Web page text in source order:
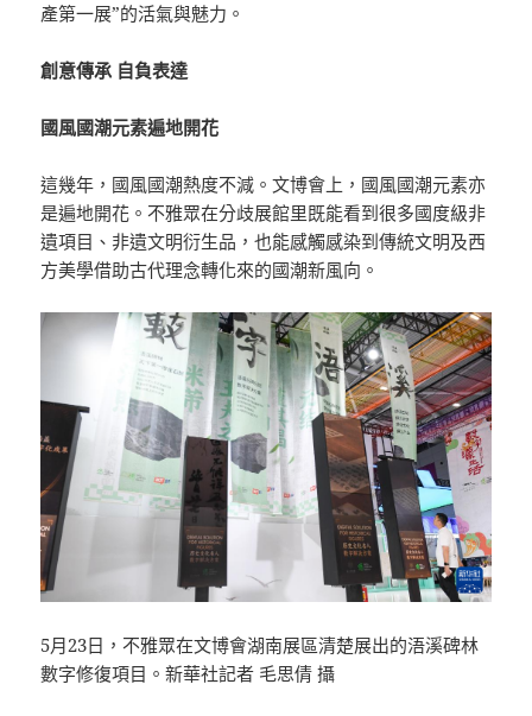
產第一展”的活氣與魅力。
創意傳承 自負表達
國風國潮元素遍地開花
這幾年，國風國潮熱度不減。文博會上，國風國潮元素亦
是遍地開花。不雅眾在分歧展館里既能看到很多國度級非
遺項目、非遺文明衍生品，也能感觸感染到傳統文明及西
方美學借助古代理念轉化來的國潮新風向。
5月23日，不雅眾在文博會湖南展區清楚展出的浯溪碑林
數字修復項目。新華社記者 毛思倩 攝